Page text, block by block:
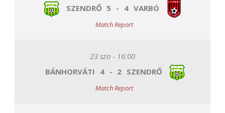
SZENDRŐ 5 - 4 VARBÓ
Match Report
23 szo - 16:00
BÁNHORVÁTI 4 - 2 SZENDRŐ
Match Report